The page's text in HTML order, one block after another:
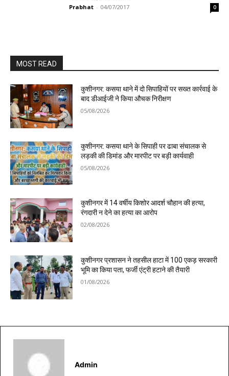
Prabhat - 04/07/2017 0
MOST READ
कुशीनगर: कसया थाने में दो सिपाहियों पर सख्त कार्रवाई के
बाद डीआईजी ने किया औचक निरीक्षण
05/08/2026
कुशीनगर: कसया थाने के सिपाही पर ढाबा संचालक से
लड़की की डिमांड और मारपीट पर बड़ी कार्यवाही
05/08/2026
कुशीनगर में 14 वर्षीय किशोर आदर्श चौहान की हत्या,
रंगदारी न देने का हत्या का आरोप
02/08/2026
कुशीनगर प्रशासन ने तहसील हाटा में 100 एकड़ सरकारी
भूमि का किया पता, फर्जी एंट्री हटाने की तैयारी
01/08/2026
Admin